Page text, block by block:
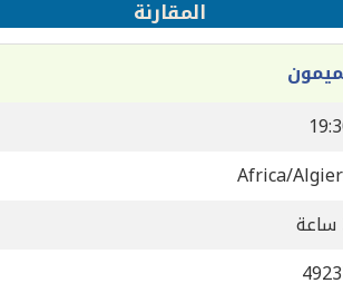
المقارنة
Africa/